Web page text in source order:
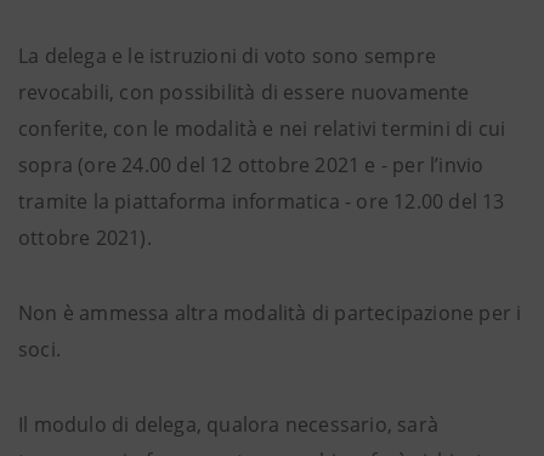
La delega e le istruzioni di voto sono sempre
revocabili, con possibilità di essere nuovamente
conferite, con le modalità e nei relativi termini di cui
sopra (ore 24.00 del 12 ottobre 2021 e - per l’invio
tramite la piattaforma informatica - ore 12.00 del 13
ottobre 2021).
Non è ammessa altra modalità di partecipazione per i
soci.
Il modulo di delega, qualora necessario, sarà